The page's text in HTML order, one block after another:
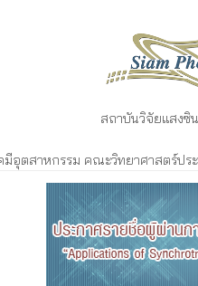
สถาบันวิจัยแสงซิ
มีอุตสาหกรรม คณะวิทยาศาสตร์ปร